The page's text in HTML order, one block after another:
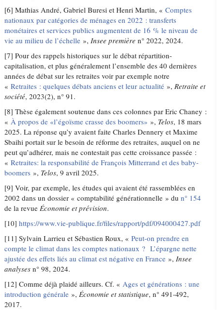
[6] Mathias André, Gabriel Buresi et Henri Martin, «Comptes
nationaux par catégories de ménages en 2022 : transferts
monétaires et services publics augmentent de 16 % le niveau de
vie au milieu de l’échelle», Insee premièren° 2022, 2024.
[7] Pour des rappels historiques sur le débat répartition-
capitalisation, et plus généralement l’ensemble des 40 dernières
années de débat sur les retraites voir par exemple notre
«Retraites : quelques débats anciens et leur actualité», Retraite et
société, 2023(2), n° 91.
[8] Thèse également soutenue dans ces colonnes par Eric Chaney :
« À propos de «l’égoïsme crasse des boomers»», Telos, 18 mars
2025. La réponse qu’y avaient faite Charles Dennery et Maxime
Sbaihi portait sur le besoin de réforme des retraites, auquel on ne
peut qu’adhérer, mais ne contestait pas cette croissance passée :
«Retraites: la responsabilité de François Mitterrand et des baby-
boomers », Telos, 9 avril 2025.
[9] Voir, par exemple, les études qui avaient été rassemblées en
2002 dans un dossier « comptabilité générationnelle » dun° 154
de la revue Économie et prévision.
[10]https://www.vie-publique.fr/files/rapport/pdf/094000427.pdf
[11] Sylvain Larrieu et Sébastien Roux, «Peut-on prendre en
compte le climat dans les comptes nationaux ? L’épargne nette
ajustée des effets liés au climat est négative en France », Insee
analyses n° 98, 2024.
[12] Comme déjà plaidé ailleurs. Cf. « Ages et générations : une
introduction générale», Économie et statistique, n° 491-492,
2017.